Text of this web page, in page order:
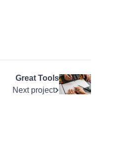
Great Tools
Next project